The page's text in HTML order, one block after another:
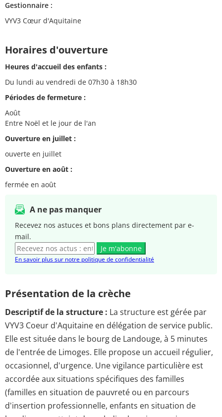
Gestionnaire :
VYV3 Cœur d'Aquitaine
Horaires d'ouverture
Heures d'accueil des enfants :
Du lundi au vendredi de 07h30 à 18h30
Périodes de fermeture :
Août
Entre Noël et le jour de l'an
Ouverture en juillet :
ouverte en juillet
Ouverture en août :
fermée en août
A ne pas manquer
Recevez nos astuces et bons plans directement par e-
mail.
Je m'abonne
En savoir plus sur notre politique de confidentialité
Présentation de la crèche
Descriptif de la structure : La structure est gérée par
VYV3 Coeur d'Aquitaine en délégation de service public.
Elle est située dans le bourg de Landouge, à 5 minutes
de l'entrée de Limoges. Elle propose un accueil régulier,
occasionnel, d'urgence. Une vigilance particulière est
accordée aux situations spécifiques des familles
(familles en situation de pauvreté ou en parcours
d'insertion professionnelle, enfants en situation de